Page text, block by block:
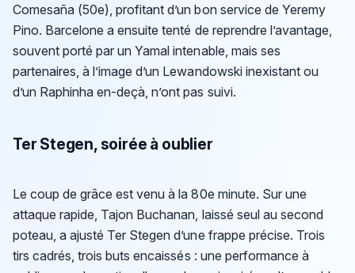
Comesaña (50e), profitant d’un bon service de Yeremy
Pino. Barcelone a ensuite tenté de reprendre l’avantage,
souvent porté par un Yamal intenable, mais ses
partenaires, à l’image d’un Lewandowski inexistant ou
d’un Raphinha en-deçà, n’ont pas suivi.
Ter Stegen, soirée à oublier
Le coup de grâce est venu à la 80e minute. Sur une
attaque rapide, Tajon Buchanan, laissé seul au second
poteau, a ajusté Ter Stegen d’une frappe précise. Trois
tirs cadrés, trois buts encaissés : une performance à